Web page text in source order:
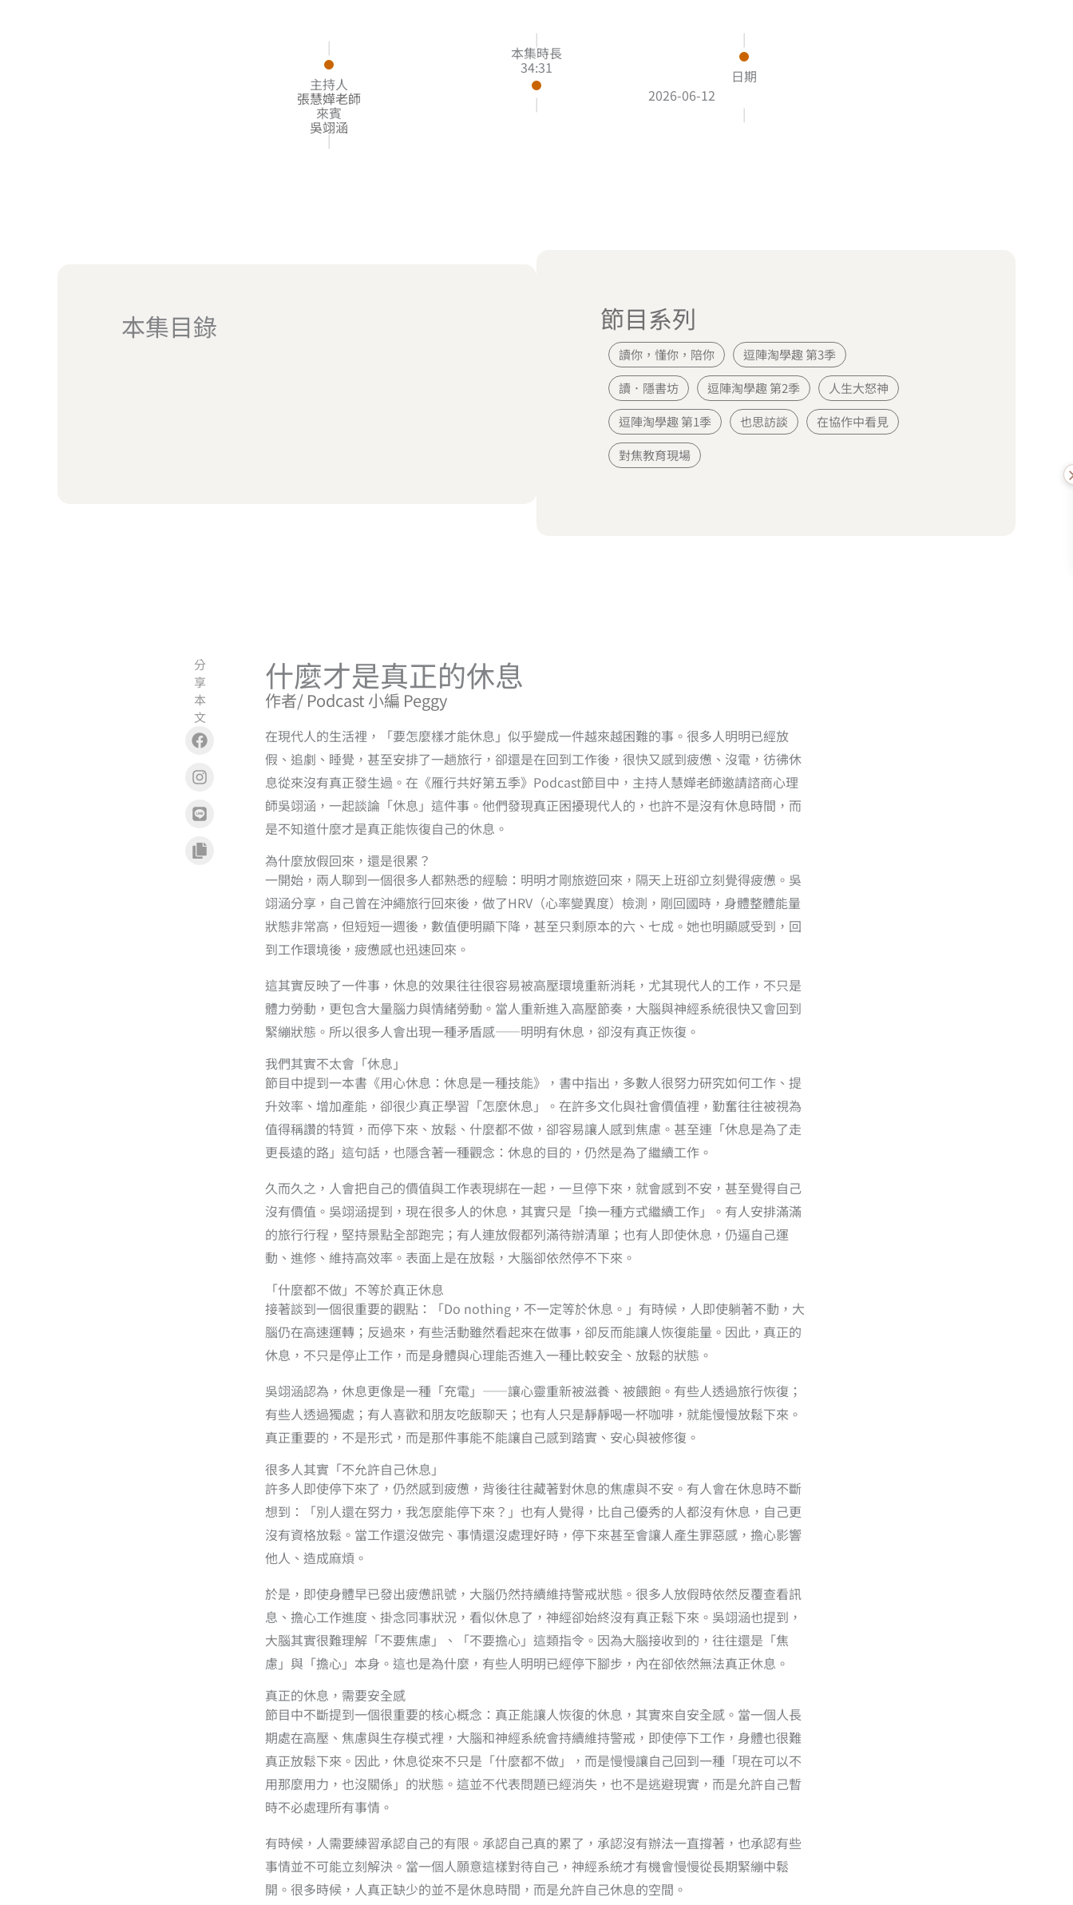
|
主持人
張慧嬅老師
來賓
吳翊涵
|
|
本集時長
34:31
|
|
日期
2026-06-12
|
本集目錄 節目系列
讀你，懂你，陪你
逗陣淘學趣 第3季
讀．隱書坊
逗陣淘學趣 第2季
人生大怒神
逗陣淘學趣 第1季
也思訪談
在協作中看見
對焦教育現場
分
享
本
文
Facebook
Instagram
Line
Copy
什麼才是真正的休息
作者/ Podcast 小編 Peggy
在現代人的生活裡，「要怎麼樣才能休息」似乎變成一件越來越困難的事。很多人明明已經放
假、追劇、睡覺，甚至安排了一趟旅行，卻還是在回到工作後，很快又感到疲憊、沒電，彷彿休
息從來沒有真正發生過。在《雁行共好第五季》Podcast節目中，主持人慧嬅老師邀請諮商心理
師吳翊涵，一起談論「休息」這件事。他們發現真正困擾現代人的，也許不是沒有休息時間，而
是不知道什麼才是真正能恢復自己的休息。
為什麼放假回來，還是很累？
一開始，兩人聊到一個很多人都熟悉的經驗：明明才剛旅遊回來，隔天上班卻立刻覺得疲憊。吳
翊涵分享，自己曾在沖繩旅行回來後，做了HRV（心率變異度）檢測，剛回國時，身體整體能量
狀態非常高，但短短一週後，數值便明顯下降，甚至只剩原本的六、七成。她也明顯感受到，回
到工作環境後，疲憊感也迅速回來。
這其實反映了一件事，休息的效果往往很容易被高壓環境重新消耗，尤其現代人的工作，不只是
體力勞動，更包含大量腦力與情緒勞動。當人重新進入高壓節奏，大腦與神經系統很快又會回到
緊繃狀態。所以很多人會出現一種矛盾感——明明有休息，卻沒有真正恢復。
我們其實不太會「休息」
節目中提到一本書《用心休息：休息是一種技能》，書中指出，多數人很努力研究如何工作、提
升效率、增加產能，卻很少真正學習「怎麼休息」。在許多文化與社會價值裡，勤奮往往被視為
值得稱讚的特質，而停下來、放鬆、什麼都不做，卻容易讓人感到焦慮。甚至連「休息是為了走
更長遠的路」這句話，也隱含著一種觀念：休息的目的，仍然是為了繼續工作。
久而久之，人會把自己的價值與工作表現綁在一起，一旦停下來，就會感到不安，甚至覺得自己
沒有價值。吳翊涵提到，現在很多人的休息，其實只是「換一種方式繼續工作」。有人安排滿滿
的旅行行程，堅持景點全部跑完；有人連放假都列滿待辦清單；也有人即使休息，仍逼自己運
動、進修、維持高效率。表面上是在放鬆，大腦卻依然停不下來。
「什麼都不做」不等於真正休息
接著談到一個很重要的觀點：「Do nothing，不一定等於休息。」有時候，人即使躺著不動，大
腦仍在高速運轉；反過來，有些活動雖然看起來在做事，卻反而能讓人恢復能量。因此，真正的
休息，不只是停止工作，而是身體與心理能否進入一種比較安全、放鬆的狀態。
吳翊涵認為，休息更像是一種「充電」——讓心靈重新被滋養、被餵飽。有些人透過旅行恢復；
有些人透過獨處；有人喜歡和朋友吃飯聊天；也有人只是靜靜喝一杯咖啡，就能慢慢放鬆下來。
真正重要的，不是形式，而是那件事能不能讓自己感到踏實、安心與被修復。
很多人其實「不允許自己休息」
許多人即使停下來了，仍然感到疲憊，背後往往藏著對休息的焦慮與不安。有人會在休息時不斷
想到：「別人還在努力，我怎麼能停下來？」也有人覺得，比自己優秀的人都沒有休息，自己更
沒有資格放鬆。當工作還沒做完、事情還沒處理好時，停下來甚至會讓人產生罪惡感，擔心影響
他人、造成麻煩。
於是，即使身體早已發出疲憊訊號，大腦仍然持續維持警戒狀態。很多人放假時依然反覆查看訊
息、擔心工作進度、掛念同事狀況，看似休息了，神經卻始終沒有真正鬆下來。吳翊涵也提到，
大腦其實很難理解「不要焦慮」、「不要擔心」這類指令。因為大腦接收到的，往往還是「焦
慮」與「擔心」本身。這也是為什麼，有些人明明已經停下腳步，內在卻依然無法真正休息。
真正的休息，需要安全感
節目中不斷提到一個很重要的核心概念：真正能讓人恢復的休息，其實來自安全感。當一個人長
期處在高壓、焦慮與生存模式裡，大腦和神經系統會持續維持警戒，即使停下工作，身體也很難
真正放鬆下來。因此，休息從來不只是「什麼都不做」，而是慢慢讓自己回到一種「現在可以不
用那麼用力，也沒關係」的狀態。這並不代表問題已經消失，也不是逃避現實，而是允許自己暫
時不必處理所有事情。
有時候，人需要練習承認自己的有限。承認自己真的累了，承認沒有辦法一直撐著，也承認有些
事情並不可能立刻解決。當一個人願意這樣對待自己，神經系統才有機會慢慢從長期緊繃中鬆
開。很多時候，人真正缺少的並不是休息時間，而是允許自己休息的空間。